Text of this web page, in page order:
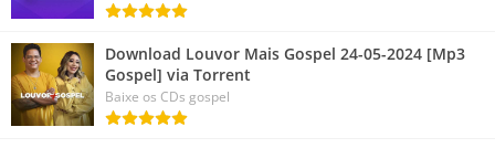
Download Louvor Mais Gospel 24-05-2024 [Mp3
Gospel] via Torrent
Baixe os CDs gospel